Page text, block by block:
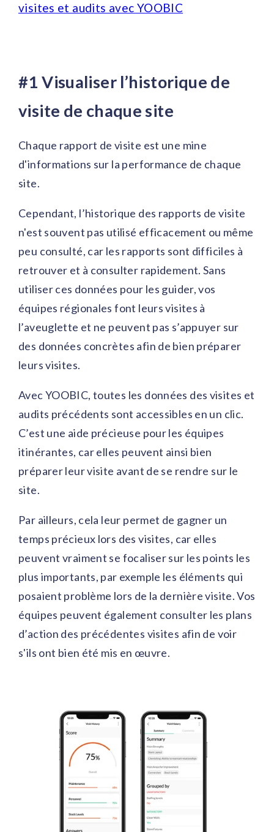
visites et audits avec YOOBIC
#1 Visualiser l’historique de
visite de chaque site
Chaque rapport de visite est une mine
d'informations sur la performance de chaque
site.
Cependant, l’historique des rapports de visite
n'est souvent pas utilisé efficacement ou même
peu consulté, car les rapports sont difficiles à
retrouver et à consulter rapidement. Sans
utiliser ces données pour les guider, vos
équipes régionales font leurs visites à
l’aveuglette et ne peuvent pas s’appuyer sur
des données concrètes afin de bien préparer
leurs visites.
Avec YOOBIC, toutes les données des visites et
audits précédents sont accessibles en un clic.
C’est une aide précieuse pour les équipes
itinérantes, car elles peuvent ainsi bien
préparer leur visite avant de se rendre sur le
site.
Par ailleurs, cela leur permet de gagner un
temps précieux lors des visites, car elles
peuvent vraiment se focaliser sur les points les
plus importants, par exemple les éléments qui
posaient problème lors de la dernière visite. Vos
équipes peuvent également consulter les plans
d’action des précédentes visites afin de voir
s'ils ont bien été mis en œuvre.